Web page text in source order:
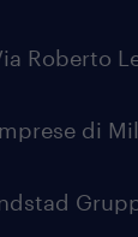
Roberto
di